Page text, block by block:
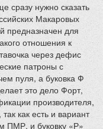
сразу нужно сказать
Макаровых
предназначен для
отношения к
через дефис
патроны с
пуля, а буковка Ф
это дело Форт,
производителя,
как есть и вариант
ПМР, и буковку «Р»